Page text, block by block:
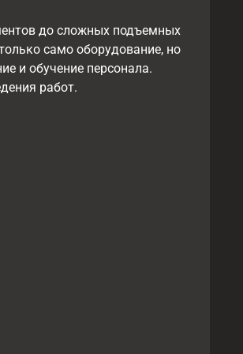
до сложных подъемных
само оборудование, но
и обучение персонала.
работ.